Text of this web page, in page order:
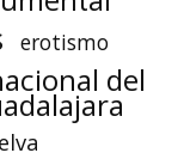
erotismo
del